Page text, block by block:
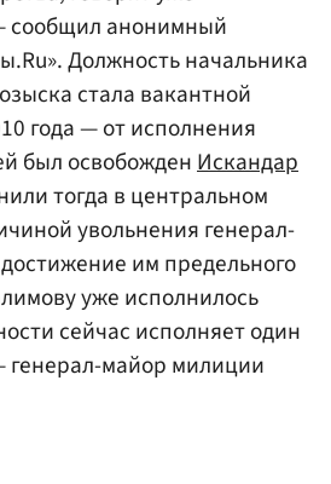
сообщил анонимный
Должность начальника
стала вакантной
года — от исполнения
был освобожденИскандар
тогда в центральном
увольнения генерал-
им предельного
уже исполнилось
сейчас исполняет один
генерал-майор милиции